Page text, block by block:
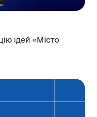
ідей «Місто